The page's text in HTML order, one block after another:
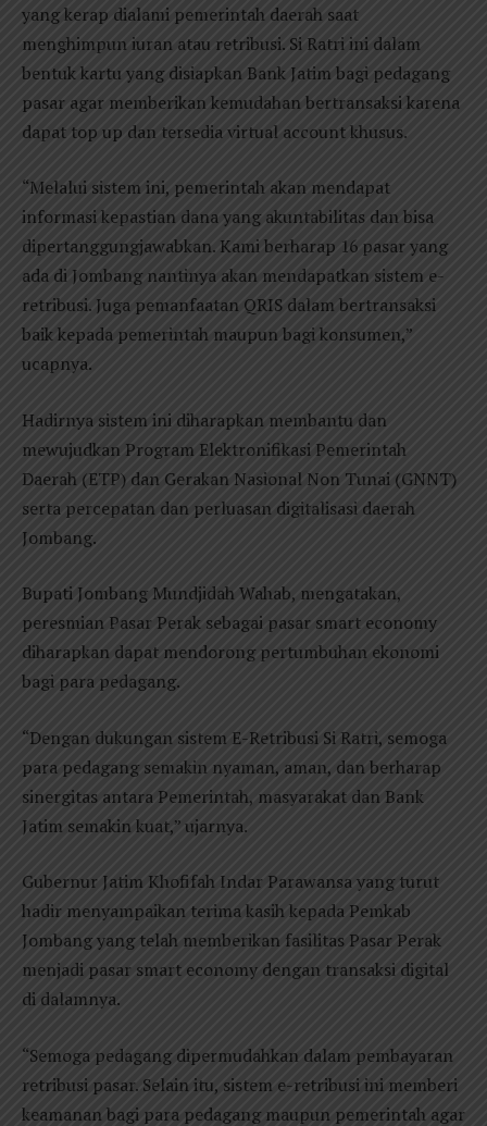
yang kerap dialami pemerintah daerah saat
menghimpun iuran atau retribusi. Si Ratri ini dalam
bentuk kartu yang disiapkan Bank Jatim bagi pedagang
pasar agar memberikan kemudahan bertransaksi karena
dapat top up dan tersedia virtual account khusus.
“Melalui sistem ini, pemerintah akan mendapat
informasi kepastian dana yang akuntabilitas dan bisa
dipertanggungjawabkan. Kami berharap 16 pasar yang
ada di Jombang nantinya akan mendapatkan sistem e-
retribusi. Juga pemanfaatan QRIS dalam bertransaksi
baik kepada pemerintah maupun bagi konsumen,”
ucapnya.
Hadirnya sistem ini diharapkan membantu dan
mewujudkan Program Elektronifikasi Pemerintah
Daerah (ETP) dan Gerakan Nasional Non Tunai (GNNT)
serta percepatan dan perluasan digitalisasi daerah
Jombang.
Bupati Jombang Mundjidah Wahab, mengatakan,
peresmian Pasar Perak sebagai pasar smart economy
diharapkan dapat mendorong pertumbuhan ekonomi
bagi para pedagang.
“Dengan dukungan sistem E-Retribusi Si Ratri, semoga
para pedagang semakin nyaman, aman, dan berharap
sinergitas antara Pemerintah, masyarakat dan Bank
Jatim semakin kuat,” ujarnya.
Gubernur Jatim Khofifah Indar Parawansa yang turut
hadir menyampaikan terima kasih kepada Pemkab
Jombang yang telah memberikan fasilitas Pasar Perak
menjadi pasar smart economy dengan transaksi digital
di dalamnya.
“Semoga pedagang dipermudahkan dalam pembayaran
retribusi pasar. Selain itu, sistem e-retribusi ini memberi
keamanan bagi para pedagang maupun pemerintah agar